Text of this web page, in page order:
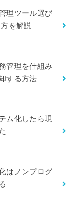
理ツール選び
を解説
管理を仕組み
する方法
ム化したら現
はノンプログ